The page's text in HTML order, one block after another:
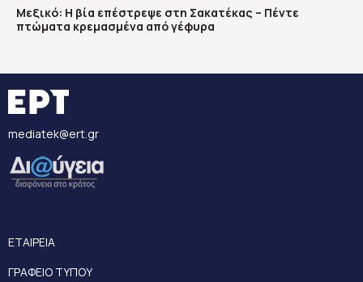
Μεξικό: Η βία επέστρεψε στη Σακατέκας – Πέντε
πτώματα κρεμασμένα από γέφυρα
mediatek@ert.gr
ΕΤΑΙΡΕΙΑ
ΓΡΑΦΕΙΟ ΤΥΠΟΥ